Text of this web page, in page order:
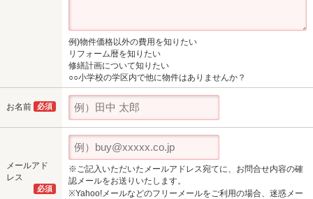
例)物件価格以外の費用を知りたい
リフォーム暦を知りたい
修繕計画について知りたい
○○小学校の学区内で他に物件はありませんか？
お名前 必須
メールアド
レス
必須
※ご記入いただいたメールアドレス宛てに、お問合せ内容の確
認メールをお送りいたします。
※Yahoo!メールなどのフリーメールをご利用の場合、迷惑メー